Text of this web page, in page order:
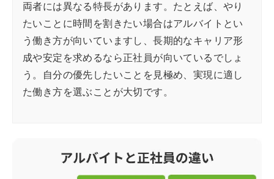
両者には異なる特長があります。たとえば、やり
たいことに時間を割きたい場合はアルバイトとい
う働き方が向いていますし、長期的なキャリア形
成や安定を求めるなら正社員が向いているでしょ
う。自分の優先したいことを見極め、実現に適し
た働き方を選ぶことが大切です。